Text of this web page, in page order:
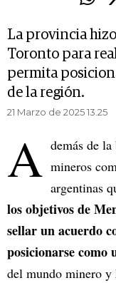
La provincia
Toronto para
permita
de la región.
21 Marzo de 2025 13.25
A demás de la
mineros
argentinas
los objetivos de
sellar un acuerdo
posicionarse
del mundo minero y